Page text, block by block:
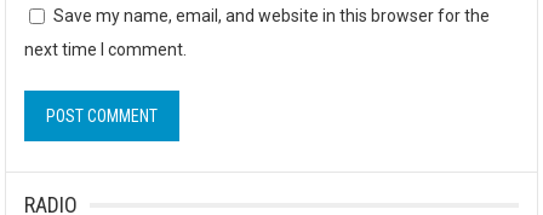
Save my name, email, and website in this browser for the
next time I comment.
RADIO